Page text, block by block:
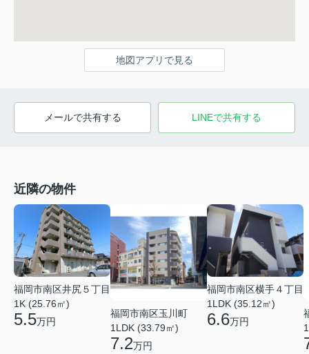
地図アプリで見る
メールで共有する LINEで共有する
近隣の物件
福岡市南区井尻５丁目
1K (25.76㎡)
5.5万円
福岡市南区玉川町
1LDK (33.79㎡)
7.2万円
福岡市南区横手４丁目
1LDK (35.12㎡)
6.6万円